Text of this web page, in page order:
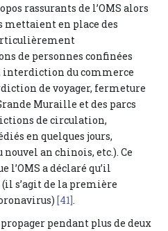
rassurants de l’OMS alors
mettaient en place des
de personnes confinées
interdiction du commerce
de voyager, fermeture
Muraille et des parcs
de circulation,
en quelques jours,
an chinois, etc.). Ce
l’OMS a déclaré qu’il
(il s’agit de la première
[41].
pendant plus de deux